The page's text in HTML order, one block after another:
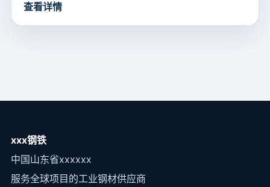
查看详情
xxx钢铁
中国山东省xxxxxx
服务全球项目的工业钢材供应商